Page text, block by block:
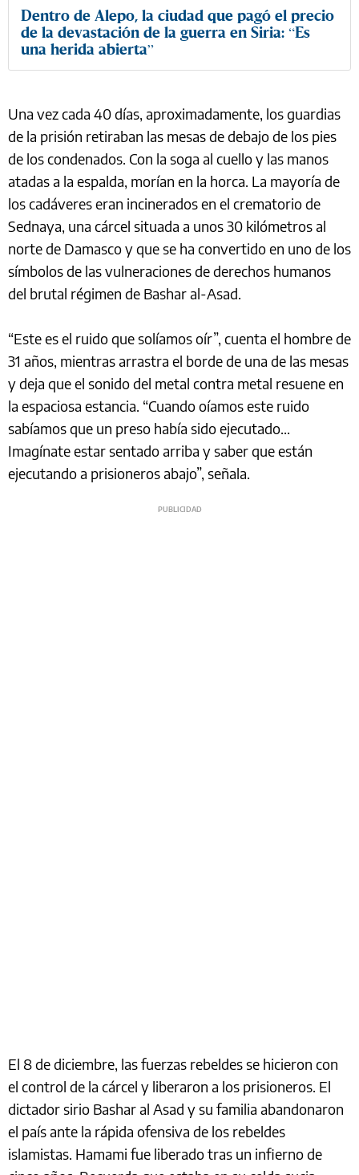
Dentro de Alepo, la ciudad que pagó el precio
de la devastación de la guerra en Siria: “Es
una herida abierta”
Una vez cada 40 días, aproximadamente, los guardias
de la prisión retiraban las mesas de debajo de los pies
de los condenados. Con la soga al cuello y las manos
atadas a la espalda, morían en la horca. La mayoría de
los cadáveres eran incinerados en el crematorio de
Sednaya, una cárcel situada a unos 30 kilómetros al
norte de Damasco y que se ha convertido en uno de los
símbolos de las vulneraciones de derechos humanos
del brutal régimen de Bashar al-Asad.
“Este es el ruido que solíamos oír”, cuenta el hombre de
31 años, mientras arrastra el borde de una de las mesas
y deja que el sonido del metal contra metal resuene en
la espaciosa estancia. “Cuando oíamos este ruido
sabíamos que un preso había sido ejecutado...
Imagínate estar sentado arriba y saber que están
ejecutando a prisioneros abajo”, señala.
El 8 de diciembre, las fuerzas rebeldes se hicieron con
el control de la cárcel y liberaron a los prisioneros. El
dictador sirio Bashar al Asad y su familia abandonaron
el país ante la rápida ofensiva de los rebeldes
islamistas. Hamami fue liberado tras un infierno de